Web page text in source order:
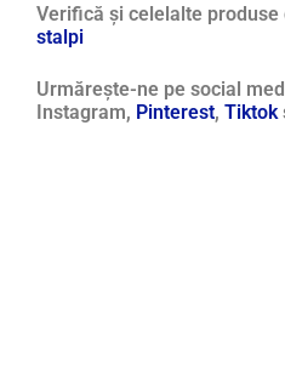
Verifică și celelalte produse
stalpi
Urmărește-ne pe social
Instagram, Pinterest, Tiktok